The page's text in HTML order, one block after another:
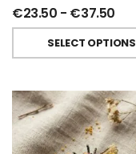
€23.50 - €37.50
SELECT OPTIONS